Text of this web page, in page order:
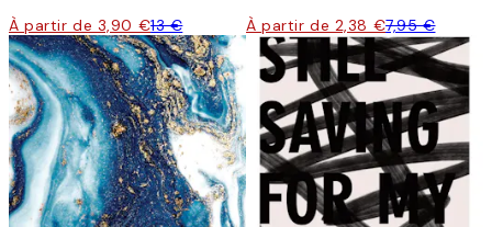
À partir de 3,90 €13 € À partir de 2,38 €7,95 €